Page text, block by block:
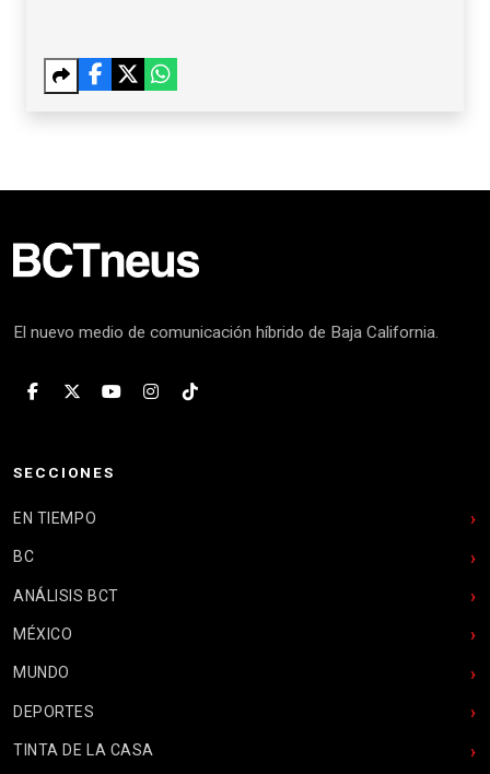
El nuevo medio de comunicación híbrido de Baja California.
SECCIONES
EN TIEMPO
BC
ANÁLISIS BCT
MÉXICO
MUNDO
DEPORTES
TINTA DE LA CASA